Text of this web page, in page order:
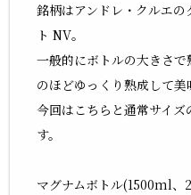
銘柄はアンドレ・クルエの
ト NV。
一般的にボトルの大きさ
のほどゆっくり熟成して美
今回はこちらと通常サイ
す。
マグナムボトル(1500ml、